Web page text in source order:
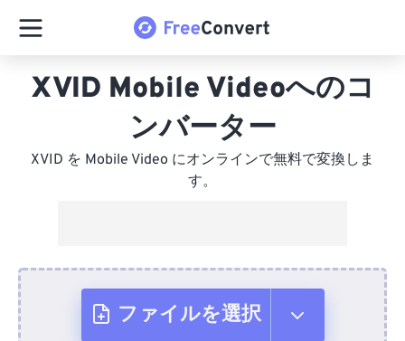
XVID Mobile Videoへのコ
ンバーター
XVID を Mobile Video にオンラインで無料で変換しま
す。
ファイルを選択